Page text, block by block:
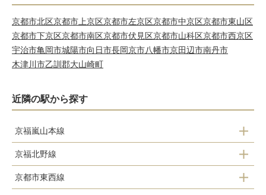
京都市北区京都市上京区京都市左京区京都市中京区京都市東山区
京都市下京区京都市南区京都市伏見区京都市山科区京都市西京区
宇治市亀岡市城陽市向日市長岡京市八幡市京田辺市南丹市
木津川市乙訓郡大山崎町
近隣の駅から探す
京福嵐山本線
西大路三条駅
山ノ内駅
京福北野線
龍安寺駅
京都市東西線